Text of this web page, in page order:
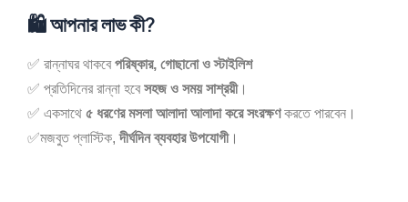
🛍️ আপনার লাভ কী?
✅ রান্নাঘর থাকবেপরিষ্কার, গোছানো ও স্টাইলিশ
✅ প্রতিদিনের রান্না হবেসহজ ও সময় সাশ্রয়ী।
✅ একসাথে ৫ ধরণের মসলা আলাদা আলাদা করে সংরক্ষণকরতে পারবেন।
✅মজবুত প্লাস্টিক,দীর্ঘদিন ব্যবহার উপযোগী।